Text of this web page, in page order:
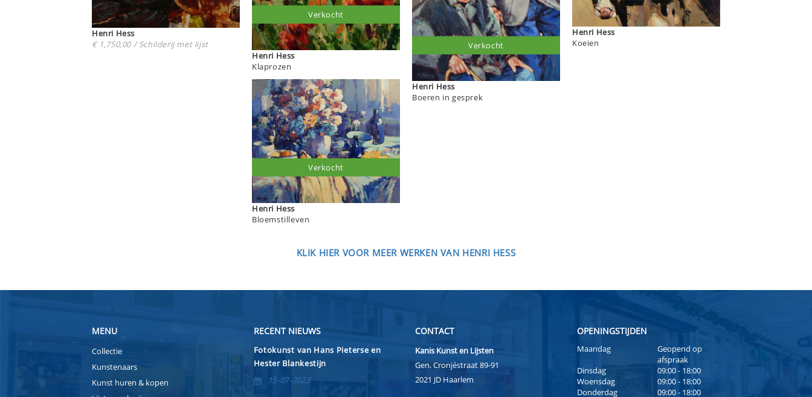
Henri Hess
€ 1,750,00 / Schilderij met lijst
Henri Hess
Klaprozen
Verkocht
Henri Hess
Bloemstilleven
Verkocht
Henri Hess
Boeren in gesprek
Verkocht
Henri Hess
Koeien
KLIK HIER VOOR MEER WERKEN VAN HENRI HESS
MENU
Collectie
Kunstenaars
Kunst huren & kopen
RECENT NIEUWS
Fotokunst van Hans Pieterse en
Hester Blankestijn
15-07-2023
CONTACT
Kanis Kunst en Lijsten
Gen. Cronjéstraat 89-91
2021 JD Haarlem
OPENINGSTIJDEN
Maandag
Geopend op
afspraak
Dinsdag
09:00 - 18:00
Woensdag
09:00 - 18:00
Donderdag
09:00 - 18:00